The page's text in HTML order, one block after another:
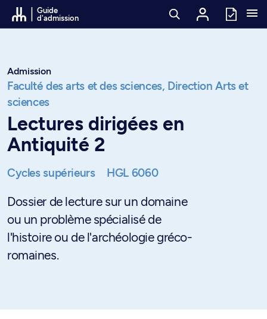
Passer au contenu
Guide
d'admission
Admission
Faculté des arts et des sciences, Direction Arts et
sciences
Lectures dirigées en
Antiquité 2
Cycles supérieurs HGL 6060
Dossier de lecture sur un domaine
ou un problème spécialisé de
l'histoire ou de l'archéologie gréco-
romaines.